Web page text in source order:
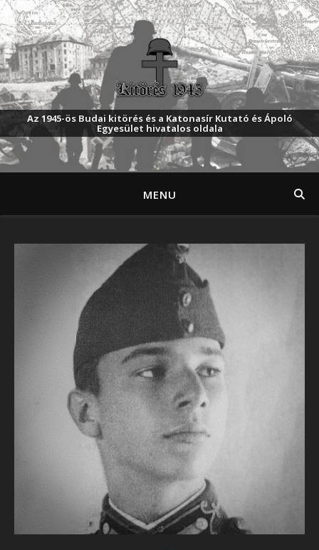
Az 1945-ös Budai kitörés és a Katonasír Kutató és Ápoló
Egyesület hivatalos oldala
MENU